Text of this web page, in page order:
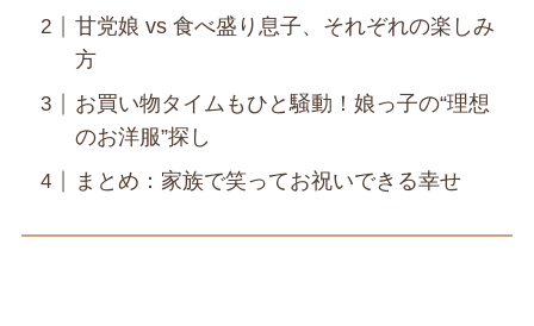
甘党娘 vs 食べ盛り息子、それぞれの楽しみ
方
お買い物タイムもひと騒動！娘っ子の“理想
のお洋服”探し
まとめ：家族で笑ってお祝いできる幸せ